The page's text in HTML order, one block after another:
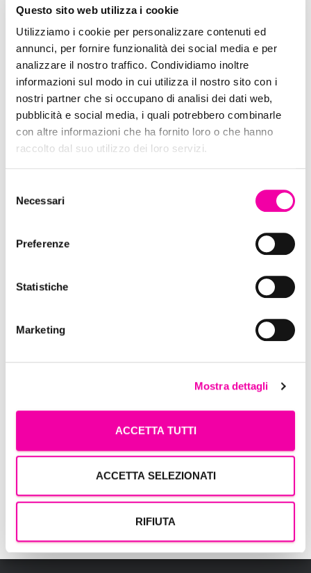
Questo sito web utilizza i cookie
Utilizziamo i cookie per personalizzare contenuti ed
annunci, per fornire funzionalità dei social media e per
analizzare il nostro traffico. Condividiamo inoltre
informazioni sul modo in cui utilizza il nostro sito con i
nostri partner che si occupano di analisi dei dati web,
pubblicità e social media, i quali potrebbero combinarle
con altre informazioni che ha fornito loro o che hanno
raccolto dal suo utilizzo dei loro servizi.
delNecessari
Preferenze
Statistiche
Marketing
Mostra dettagli
ACCETTA TUTTI
ACCETTA SELEZIONATI
RIFIUTA
Edreams